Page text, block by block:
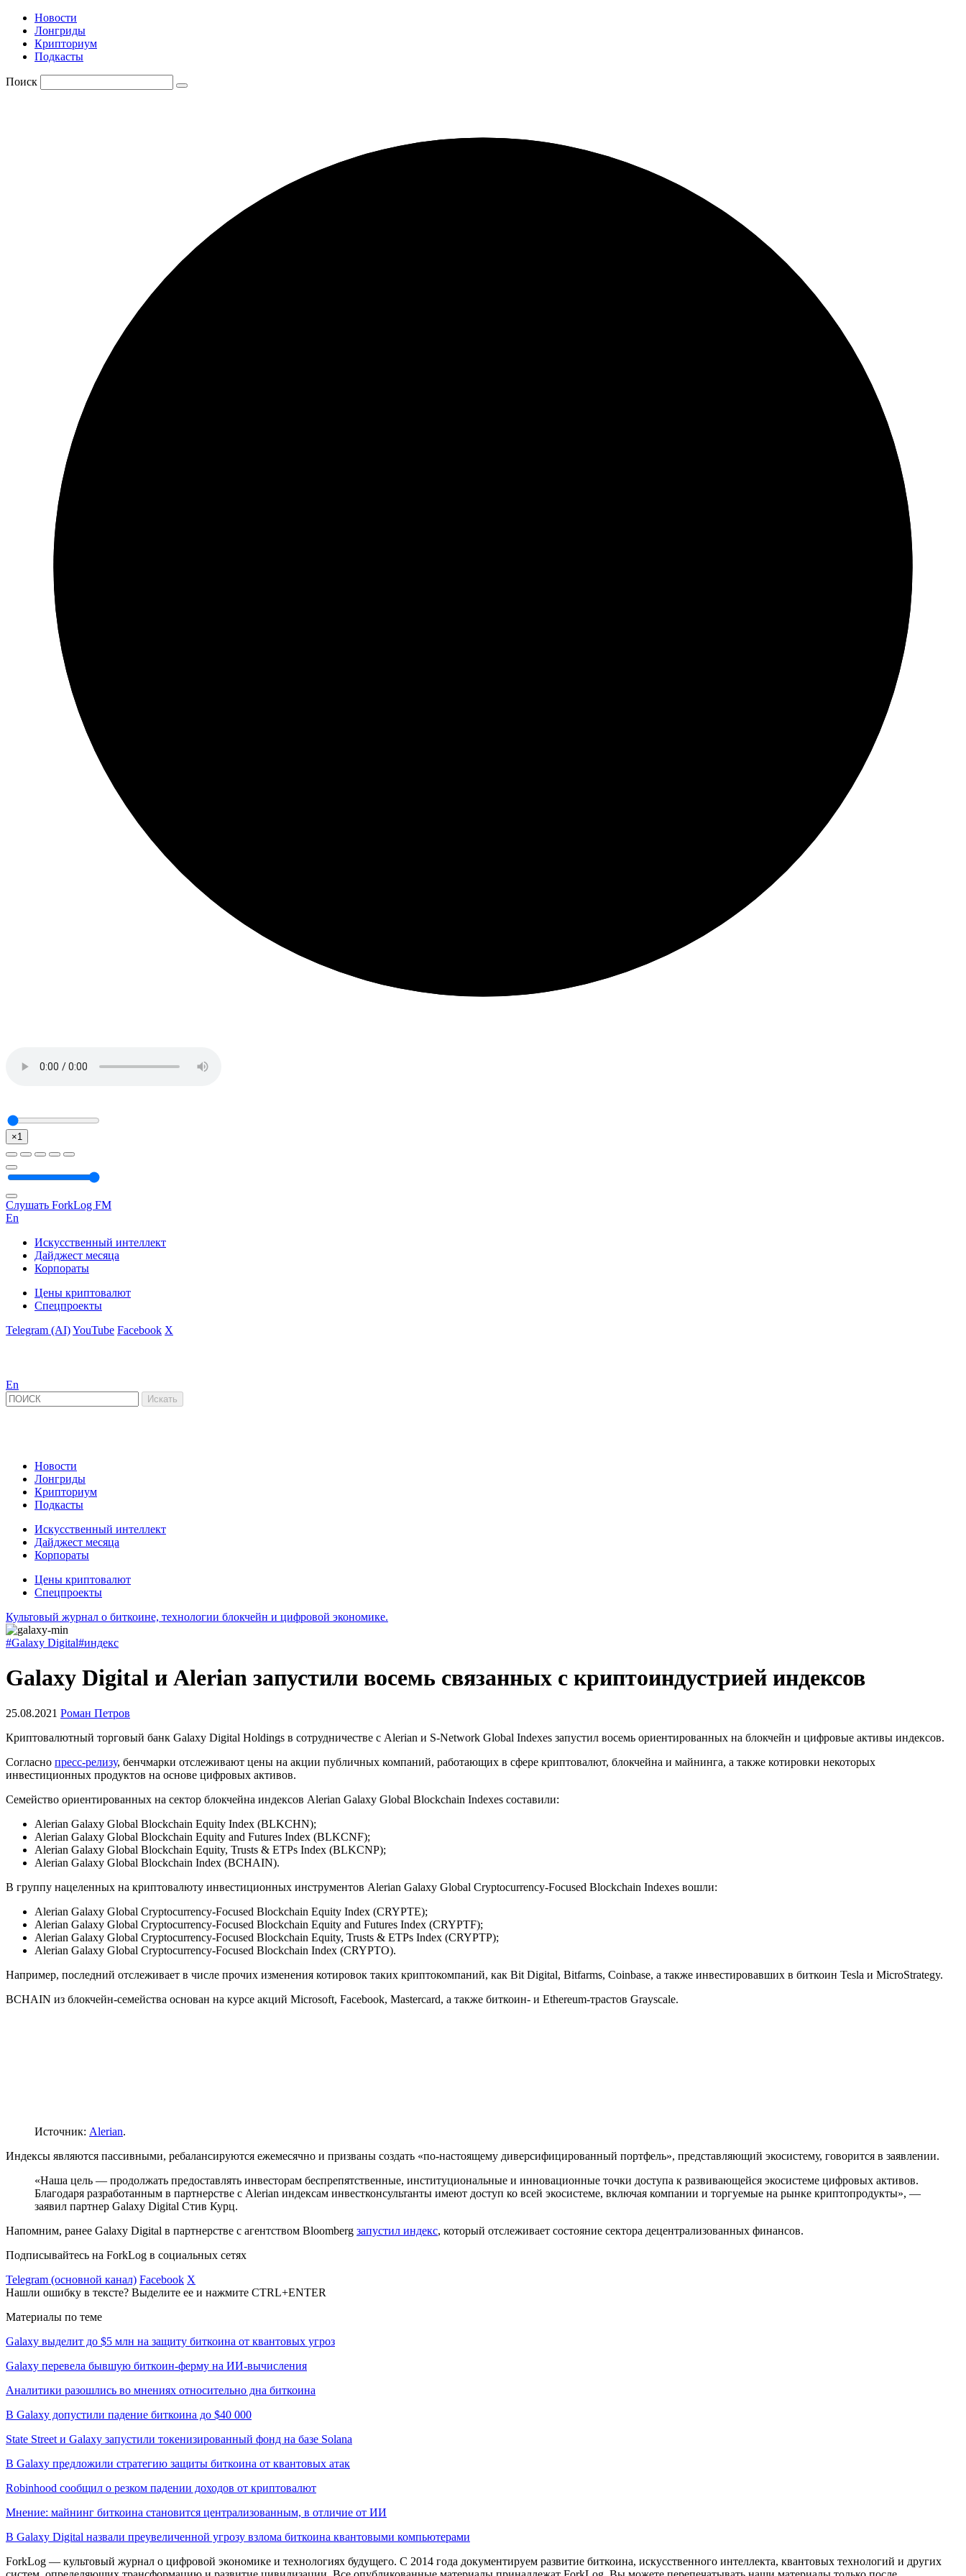
Новости
Лонгриды
Крипториум
Подкасты
Поиск
×1
Слушать ForkLog FM
En
Искусственный интеллект
Дайджест месяца
Корпораты
Цены криптовалют
Спецпроекты
Telegram (AI)YouTube Facebook X
En
Новости
Лонгриды
Крипториум
Подкасты
Искусственный интеллект
Дайджест месяца
Корпораты
Цены криптовалют
Спецпроекты
Культовый журнал о биткоине, технологии блокчейн и цифровой экономике.
#Galaxy Digital#индекс
Galaxy Digital и Alerian запустили восемь связанных с криптоиндустрией индексов
25.08.2021 Роман Петров
Криптовалютный торговый банк Galaxy Digital Holdings в сотрудничестве с Alerian и S-Network Global Indexes запустил восемь ориентированных на блокчейн и цифровые активы индексов.
Согласно пресс-релизу, бенчмарки отслеживают цены на акции публичных компаний, работающих в сфере криптовалют, блокчейна и майнинга, а также котировки некоторых
инвестиционных продуктов на основе цифровых активов.
Семейство ориентированных на сектор блокчейна индексов Alerian Galaxy Global Blockchain Indexes составили:
Alerian Galaxy Global Blockchain Equity Index (BLKCHN);
Alerian Galaxy Global Blockchain Equity and Futures Index (BLKCNF);
Alerian Galaxy Global Blockchain Equity, Trusts & ETPs Index (BLKCNP);
Alerian Galaxy Global Blockchain Index (BCHAIN).
В группу нацеленных на криптовалюту инвестиционных инструментов Alerian Galaxy Global Cryptocurrency-Focused Blockchain Indexes вошли:
Alerian Galaxy Global Cryptocurrency-Focused Blockchain Equity Index (CRYPTE);
Alerian Galaxy Global Cryptocurrency-Focused Blockchain Equity and Futures Index (CRYPTF);
Alerian Galaxy Global Cryptocurrency-Focused Blockchain Equity, Trusts & ETPs Index (CRYPTP);
Alerian Galaxy Global Cryptocurrency-Focused Blockchain Index (CRYPTO).
Например, последний отслеживает в числе прочих изменения котировок таких криптокомпаний, как Bit Digital, Bitfarms, Coinbase, а также инвестировавших в биткоин Tesla и MicroStrategy.
BCHAIN из блокчейн-семейства основан на курсе акций Microsoft, Facebook, Mastercard, а также биткоин- и Ethereum-трастов Grayscale.
Источник: Alerian.
Индексы являются пассивными, ребалансируются ежемесячно и призваны создать «по-настоящему диверсифицированный портфель», представляющий экосистему, говорится в заявлении.
«Наша цель — продолжать предоставлять инвесторам беспрепятственные, институциональные и инновационные точки доступа к развивающейся экосистеме цифровых активов.
Благодаря разработанным в партнерстве с Alerian индексам инвестконсультанты имеют доступ ко всей экосистеме, включая компании и торгуемые на рынке криптопродукты», —
заявил партнер Galaxy Digital Стив Курц.
Напомним, ранее Galaxy Digital в партнерстве с агентством Bloomberg запустил индекс, который отслеживает состояние сектора децентрализованных финансов.
Подписывайтесь на ForkLog в социальных сетях
Telegram (основной канал) Facebook X
Нашли ошибку в тексте? Выделите ее и нажмите CTRL+ENTER
Материалы по теме
Galaxy выделит до $5 млн на защиту биткоина от квантовых угроз
Galaxy перевела бывшую биткоин-ферму на ИИ-вычисления
Аналитики разошлись во мнениях относительно дна биткоина
В Galaxy допустили падение биткоина до $40 000
State Street и Galaxy запустили токенизированный фонд на базе Solana
В Galaxy предложили стратегию защиты биткоина от квантовых атак
Robinhood сообщил о резком падении доходов от криптовалют
Мнение: майнинг биткоина становится централизованным, в отличие от ИИ
В Galaxy Digital назвали преувеличенной угрозу взлома биткоина квантовыми компьютерами
ForkLog — культовый журнал о цифровой экономике и технологиях будущего. С 2014 года документируем развитие биткоина, искусственного интеллекта, квантовых технологий и других